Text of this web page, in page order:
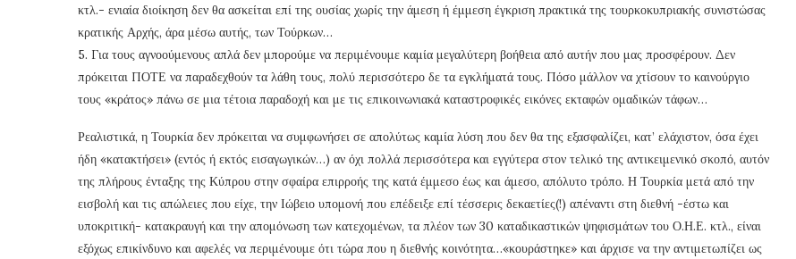
κτλ.- ενιαία διοίκηση δεν θα ασκείται επί της ουσίας χωρίς την άμεση ή έμμεση έγκριση πρακτικά της τουρκοκυπριακής συνιστώσας
κρατικής Αρχής, άρα μέσω αυτής, των Τούρκων…
5. Για τους αγνοούμενους απλά δεν μπορούμε να περιμένουμε καμία μεγαλύτερη βοήθεια από αυτήν που μας προσφέρουν. Δεν
πρόκειται ΠΟΤΕ να παραδεχθούν τα λάθη τους, πολύ περισσότερο δε τα εγκλήματά τους. Πόσο μάλλον να χτίσουν το καινούργιο
τους «κράτος» πάνω σε μια τέτοια παραδοχή και με τις επικοινωνιακά καταστροφικές εικόνες εκταφών ομαδικών τάφων…
Ρεαλιστικά, η Τουρκία δεν πρόκειται να συμφωνήσει σε απολύτως καμία λύση που δεν θα της εξασφαλίζει, κατ’ ελάχιστον, όσα έχει
ήδη «κατακτήσει» (εντός ή εκτός εισαγωγικών…) αν όχι πολλά περισσότερα και εγγύτερα στον τελικό της αντικειμενικό σκοπό, αυτόν
της πλήρους ένταξης της Κύπρου στην σφαίρα επιρροής της κατά έμμεσο έως και άμεσο, απόλυτο τρόπο. Η Τουρκία μετά από την
εισβολή και τις απώλειες που είχε, την Ιώβειο υπομονή που επέδειξε επί τέσσερις δεκαετίες(!) απέναντι στη διεθνή -έστω και
υποκριτική- κατακραυγή και την απομόνωση των κατεχομένων, τα πλέον των 30 καταδικαστικών ψηφισμάτων του Ο.Η.Ε. κτλ., είναι
εξόχως επικίνδυνο και αφελές να περιμένουμε ότι τώρα που η διεθνής κοινότητα…«κουράστηκε» και άρχισε να την αντιμετωπίζει ως